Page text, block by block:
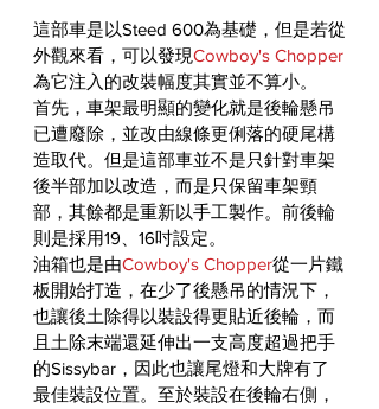
這部車是以Steed 600為基礎，但是若從
外觀來看，可以發現Cowboy's Chopper
為它注入的改裝幅度其實並不算小。
首先，車架最明顯的變化就是後輪懸吊
已遭廢除，並改由線條更俐落的硬尾構
造取代。但是這部車並不是只針對車架
後半部加以改造，而是只保留車架頸
部，其餘都是重新以手工製作。前後輪
則是採用19、16吋設定。
油箱也是由Cowboy's Chopper從一片鐵
板開始打造，在少了後懸吊的情況下，
也讓後土除得以裝設得更貼近後輪，而
且土除末端還延伸出一支高度超過把手
的Sissybar，因此也讓尾燈和大牌有了
最佳裝設位置。至於裝設在後輪右側，